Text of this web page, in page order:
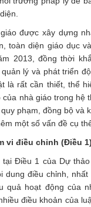
được xây dựng
toàn diện giáo dục
2013, đồng thời
lý và phát triển
là rất cần thiết, thể
nhà giáo trong hệ
phạm, đồng bộ và
một số vấn đề cụ
vi điều chỉnh (Điều 1)
tại Điều 1 của Dự
dung điều chỉnh,
quả hoạt động của
điều khoản của